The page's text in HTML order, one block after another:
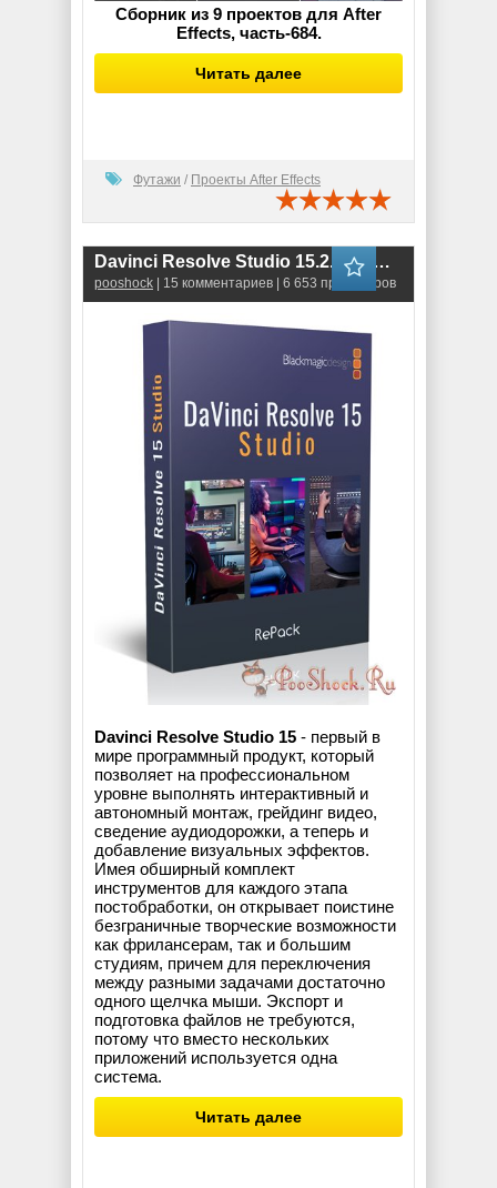
Сборник из 9 проектов для After
Effects, часть-684.
Читать далее
Футажи / Проекты After Effects
Davinci Resolve Studio 15.2.3.15 RePack
pooshock | 15 комментариев | 6 653 просмотров
Davinci Resolve Studio 15 - первый в
мире программный продукт, который
позволяет на профессиональном
уровне выполнять интерактивный и
автономный монтаж, грейдинг видео,
сведение аудиодорожки, а теперь и
добавление визуальных эффектов.
Имея обширный комплект
инструментов для каждого этапа
постобработки, он открывает поистине
безграничные творческие возможности
как фрилансерам, так и большим
студиям, причем для переключения
между разными задачами достаточно
одного щелчка мыши. Экспорт и
подготовка файлов не требуются,
потому что вместо нескольких
приложений используется одна
система.
Читать далее